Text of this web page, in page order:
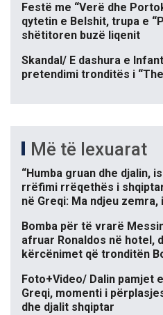
Festë me “Verë dhe
qytetin e Belshit, trupa e
shëtitoren buzë liqenit
Skandal/ E dashura e
pretendimi tronditës i
Më të lexuarat
“Humba gruan dhe djalin,
rrëfimi rrëqethës i
në Greqi: Ma ndjeu
Bomba për të vrarë
afruar Ronaldos në hotel,
kërcënimet që tronditën
Foto+Video/ Dalin pamjet
Greqi, momenti i
dhe djalit shqiptar